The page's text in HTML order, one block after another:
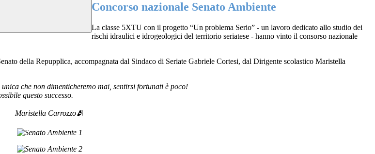
Concorso nazionale Senato Ambiente
La classe 5XTU con il progetto “Un problema Serio” - un lavoro dedicato allo studio dei
rischi idraulici e idrogeologici del territorio seriatese - hanno vinto il consorso nazionale
della Repupplica, accompagnata dal Sindaco di Seriate Gabriele Cortesi, dal Dirigente scolastico Maristella
che non dimenticheremo mai, sentirsi fortunati è poco!
questo successo.
Maristella Carrozzo🫂